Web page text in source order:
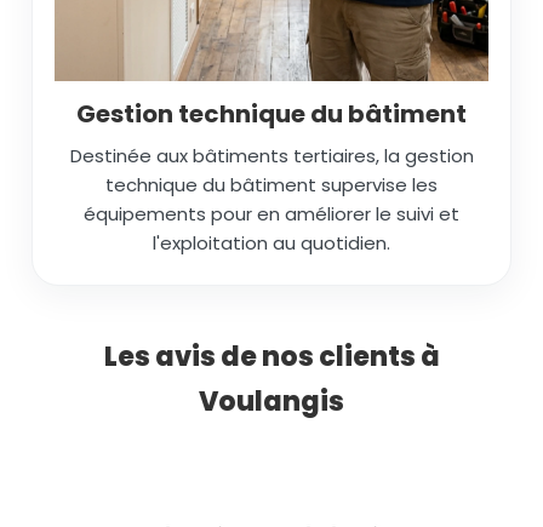
Gestion technique du bâtiment
Destinée aux bâtiments tertiaires, la gestion
technique du bâtiment supervise les
équipements pour en améliorer le suivi et
l'exploitation au quotidien.
Les avis de nos clients à
Voulangis